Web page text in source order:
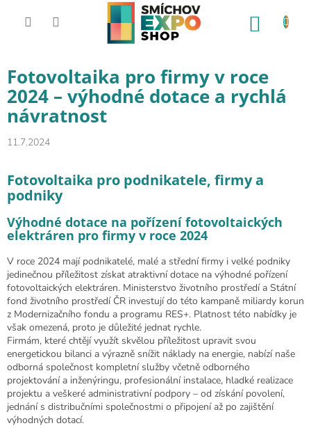
Fotovoltaika pro firmy v roce
2024 – výhodné dotace a rychlá
návratnost
11.7.2024
Fotovoltaika pro podnikatele, firmy a
podniky
Výhodné dotace na pořízení fotovoltaických
elektráren pro firmy v roce 2024
V roce 2024 mají podnikatelé, malé a střední firmy i velké podniky
jedinečnou příležitost získat atraktivní dotace na výhodné pořízení
fotovoltaických elektráren. Ministerstvo životního prostředí a Státní
fond životního prostředí ČR investují do této kampaně miliardy korun
z Modernizačního fondu a programu RES+. Platnost této nabídky je
však omezená, proto je důležité jednat rychle.
Firmám, které chtějí využít skvělou příležitost upravit svou
energetickou bilanci a výrazně snížit náklady na energie, nabízí naše
odborná společnost kompletní služby včetně odborného
projektování a inženýringu, profesionální instalace, hladké realizace
projektu a veškeré administrativní podpory – od získání povolení,
jednání s distribučními společnostmi o připojení až po zajištění
výhodných dotací.